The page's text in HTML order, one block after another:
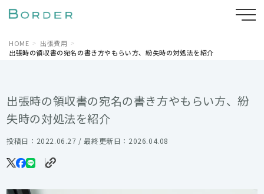
HOME
出張費用
出張時の領収書の宛名の書き方やもらい方、紛失時の対処法を紹介
出張時の領収書の宛名の書き方やもらい方、紛
失時の対処法を紹介
投稿日：2022.06.27 / 最終更新日：2026.04.08